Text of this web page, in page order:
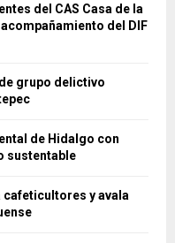
del CAS Casa de la
del DIF
grupo delictivo
de Hidalgo con
sustentable
y avala